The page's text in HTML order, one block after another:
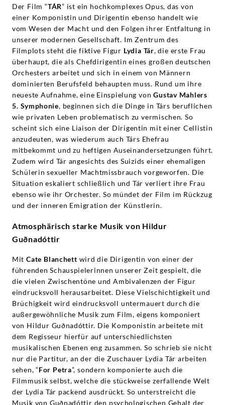
Der Film “TÁR” ist ein hochkomplexes Opus, das von
einer Komponistin und Dirigentin ebenso handelt wie
vom Wesen der Macht und den Folgen ihrer Entfaltung in
unserer modernen Gesellschaft. Im Zentrum des
Filmplots steht die fiktive Figur Lydia Tár, die erste Frau
überhaupt, die als Chefdirigentin eines großen deutschen
Orchesters arbeitet und sich in einem von Männern
dominierten Berufsfeld behaupten muss. Rund um ihre
neueste Aufnahme, eine Einspielung vonGustav Mahlers
5. Symphonie, beginnen sich die Dinge in Társ beruflichen
wie privaten Leben problematisch zu vermischen. So
scheint sich eine Liaison der Dirigentin mit einer Cellistin
anzudeuten, was wiederum auch Társ Ehefrau
mitbekommt und zu heftigen Auseinandersetzungen führt.
Zudem wird Tár angesichts des Suizids einer ehemaligen
Schülerin sexueller Machtmissbrauch vorgeworfen. Die
Situation eskaliert schließlich und Tár verliert ihre Frau
ebenso wie ihr Orchester. So mündet der Film im Rückzug
und der inneren Emigration der Künstlerin.
Atmosphärisch starke Musik von Hildur
Guðnadóttir
MitCate Blanchett wird die Dirigentin von einer der
führenden Schauspielerinnen unserer Zeit gespielt, die
die vielen Zwischentöne und Ambivalenzen der Figur
eindrucksvoll herausarbeitet. Diese Vielschichtigkeit und
Brüchigkeit wird eindrucksvoll untermauert durch die
außergewöhnliche Musik zum Film, eigens komponiert
von Hildur Guðnadóttir. Die Komponistin arbeitete mit
dem Regisseur hierfür auf unterschiedlichsten
musikalischen Ebenen eng zusammen. So schrieb sie nicht
nur die Partitur, an der die Zuschauer Lydia Tár arbeiten
sehen, “For Petra”, sondern komponierte auch die
Filmmusik selbst, welche die stückweise zerfallende Welt
der Lydia Tár packend ausdrückt. So unterstreicht die
Musik von Guðnadóttir den psychologischen Gehalt der